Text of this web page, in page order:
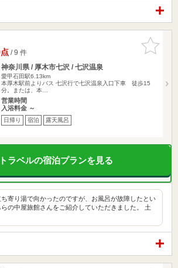
お気に入
りに追加
/ 9 件
神奈川県 / 厚木市七沢 / 七沢温泉
愛甲石田駅6.13km
本厚木駅前よりバス 七沢行で七沢温泉入口下車 徒歩15
分。または、本…
営業時間
入浴料金 ～
日帰り 宿泊 露天風呂
ラベルの宿泊プランを見る
寄り湯で向かったのですが、お風呂が故障したとい
らの中屋旅館さんをご紹介していただきました。 土